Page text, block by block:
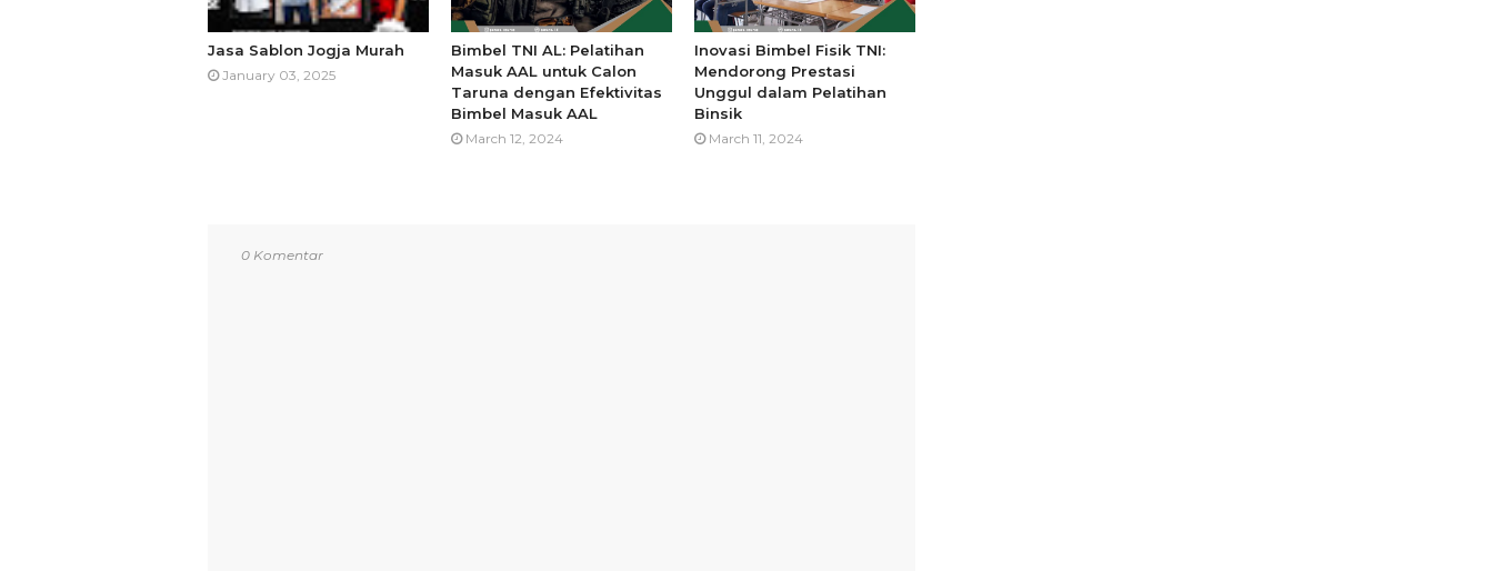
Jasa Sablon Jogja Murah
January 03, 2025
Bimbel TNI AL: Pelatihan
Masuk AAL untuk Calon
Taruna dengan Efektivitas
Bimbel Masuk AAL
March 12, 2024
Inovasi Bimbel Fisik TNI:
Mendorong Prestasi
Unggul dalam Pelatihan
Binsik
March 11, 2024
0 Komentar